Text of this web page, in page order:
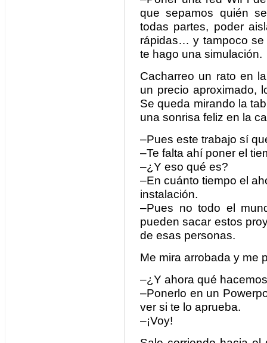
que sepamos quién
todas partes, poder
rápidas… y tampoco se
te hago una simulación.
Cacharreo un rato en
un precio aproximado,
Se queda mirando la
una sonrisa feliz en la
–Pues este trabajo sí
–Te falta ahí poner el
–¿Y eso qué es?
–En cuánto tiempo el
instalación.
–Pues no todo el
pueden sacar estos
de esas personas.
Me mira arrobada y me
–¿Y ahora qué
–Ponerlo en un
ver si te lo aprueba.
–¡Voy!